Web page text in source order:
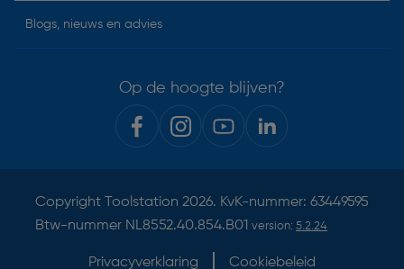
Blogs, nieuws en advies
Op de hoogte blijven?
Copyright Toolstation 2026. KvK-nummer: 63449595
Btw-nummer NL8552.40.854.B01 version: 5.2.24
Privacyverklaring Cookiebeleid